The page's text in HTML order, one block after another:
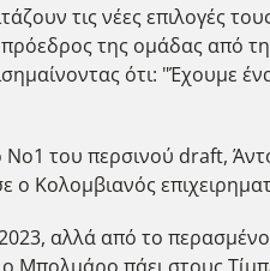
τις νέες επιλογές
της ομάδας από
ότι: "Έχουμε
του περσινού draft,
ο Κολομβιανός
αλλά από το
πάει στους